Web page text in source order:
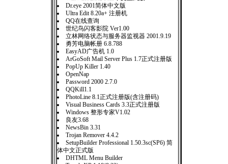
Dr.eye 2001简体中文版
Ultra Edit 8.20a+ 注册机
QQ在线查询
世纪鸟闪客影院 Ver1.00
立林网络状态与服务器监视器 2001.9.19
勇芳电脑帐册 6.8.788
EasyAD广告机 1.0
ArGoSoft Mail Server Plus 1.7正式注册版
PopUp Killer 1.40
OpenNap
Password 2000 2.7.0
QQKill1.1
PhotoLine 8.1正式注册版(含注册码)
Visual Business Cards 3.3正式注册版
Windows 整形专家V1.02
良友3.68
NewsBin 3.31
Trojan Remover 4.4.2
SetupBuilder Professional 1.50.3sc(SP6) 简
体中文正式版
DHTML Menu Builder